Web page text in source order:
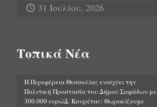
31 Ιουλίου, 2026
Τοπικά Νέα
Η Περιφέρεια Θεσσαλίας ενισχύει την
Πολιτική Προστασία του Δήμου Σοφάδων με
300.000 ευρώΔ. Κουρέτας: Θωρακίζουμε